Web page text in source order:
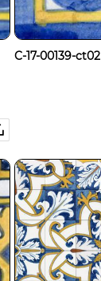
C-17-00139-ct02